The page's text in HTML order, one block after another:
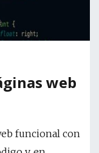
web
funcional con